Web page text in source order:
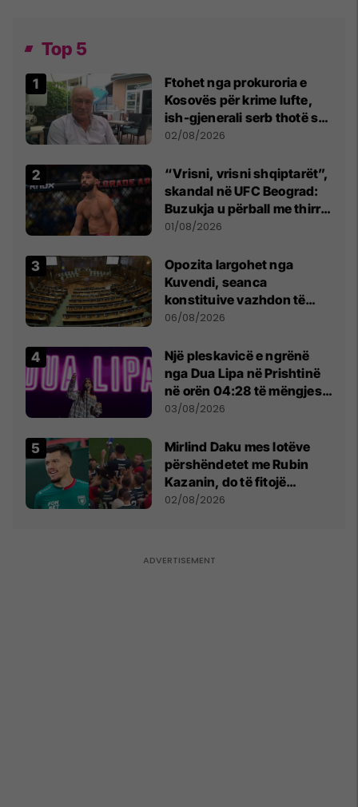
Top 5
Ftohet nga prokuroria e
Kosovës për krime lufte,
ish-gjenerali serb thotë se
dikush e tradhtoi në
02/08/2026
“Vrisni, vrisni shqiptarët”,
skandal në UFC Beograd:
Buzukja u përball me thirrje
anti-shqiptare nga
01/08/2026
Opozita largohet nga
Kuvendi, seanca
konstituive vazhdon të
shtunën në orën 11:00
06/08/2026
Një pleskavicë e ngrënë
nga Dua Lipa në Prishtinë
në orën 04:28 të mëngjesit
- dhe bota digjitale serbe
03/08/2026
Mirlind Daku mes lotëve
përshëndetet me Rubin
Kazanin, do të fitojë
miliona te Spartak Moska
02/08/2026